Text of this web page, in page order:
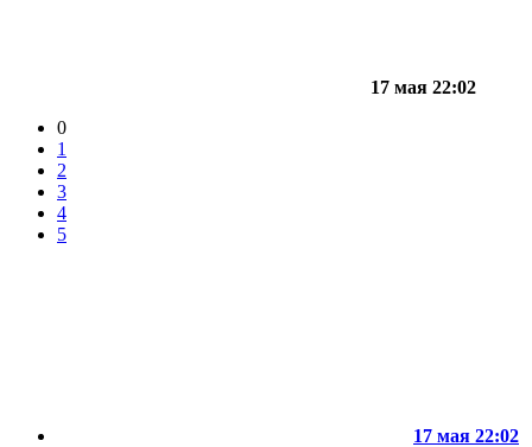
17 мая 22:02
0
1
2
3
4
5
17 мая 22:02